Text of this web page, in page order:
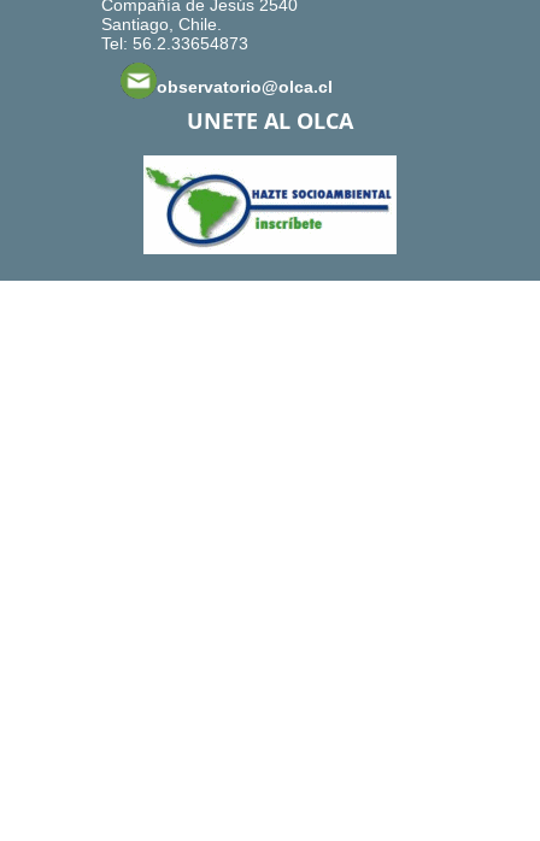
Compañía de Jesús 2540
Santiago, Chile.
Tel: 56.2.33654873
observatorio@olca.cl
UNETE AL OLCA